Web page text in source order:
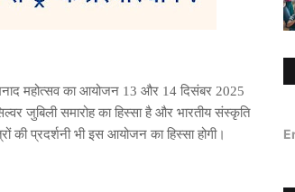
महोत्सव का आयोजन 13 और 14 दिसंबर 2025
जुबिली समारोह का हिस्सा है और भारतीय संस्कृति
की प्रदर्शनी भी इस आयोजन का हिस्सा होगी।